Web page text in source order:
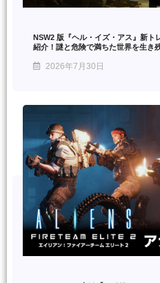
NSW2 版『ヘル・イズ・アス』新ト
紹介！謎と危険で満ちた世界を生き
2026年7月30日